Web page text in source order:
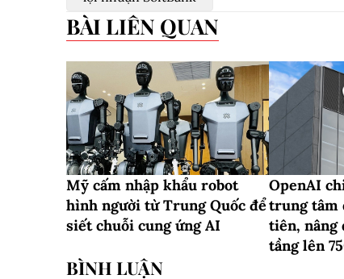
BÀI LIÊN QUAN
Mỹ cấm nhập khẩu robot
hình người từ Trung Quốc để
siết chuỗi cung ứng AI
OpenAI
trung tâm
tiên, nâng
tầng lên